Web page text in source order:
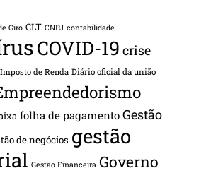
Giro CLT CNPJ contabilidade
COVID-19 crise
de Renda Diário oficial da união
folha de pagamento Gestão
de negócios gestão
Gestão Financeira Governo